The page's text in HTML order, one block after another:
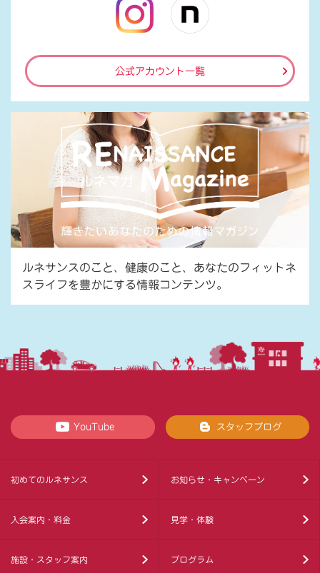
公式アカウント一覧
ルネサンスのこと、健康のこと、あなたのフィットネ
スライフを豊かにする情報コンテンツ。
YouTube スタッフブログ
初めてのルネサンス お知らせ・キャンペーン
入会案内・料金 見学・体験
施設・スタッフ案内 プログラム